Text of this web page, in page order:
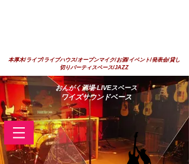
本厚木/ライブ/ライブハウス/オープンマイク/お酒/イベント/発表会/貸し
切りパーティスペース/JAZZ
​おんがく酒場-LIVEスペース
ワイズサウンドベース